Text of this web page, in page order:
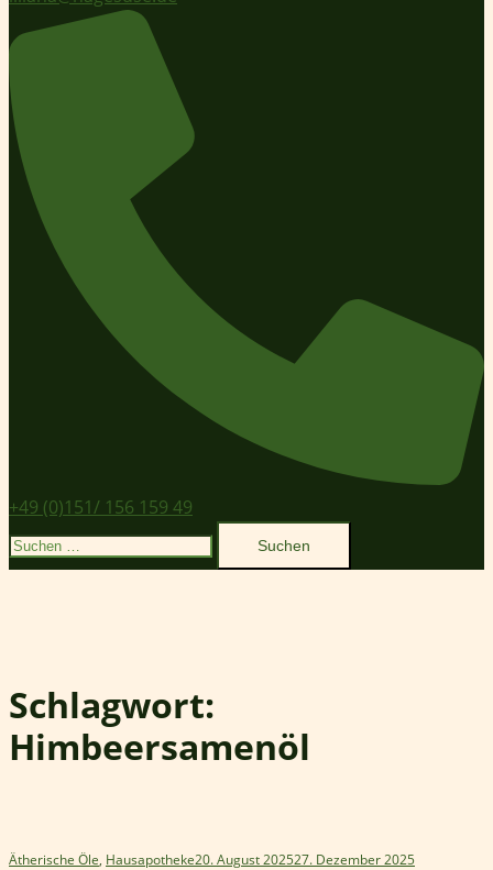
+49 (0)151/ 156 159 49
Suchen
nach:
Schlagwort:
Himbeersamenöl
Ätherische Öle, Hausapotheke20. August 202527. Dezember 2025